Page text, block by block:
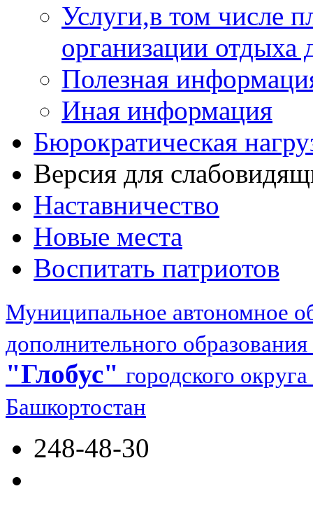
Услуги,в том числе
организации отдыха
Полезная
Иная информация
Бюрократическая
Версия для
Наставничество
Новые места
Воспитать патриотов
Муниципальное автономное
дополнительного образования
"Глобус" городского
Башкортостан
248-48-30